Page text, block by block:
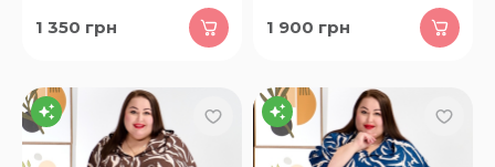
1 350 грн 1 900 грн